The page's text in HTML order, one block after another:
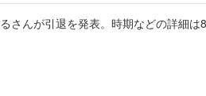
さんが引退を発表。時期などの詳細